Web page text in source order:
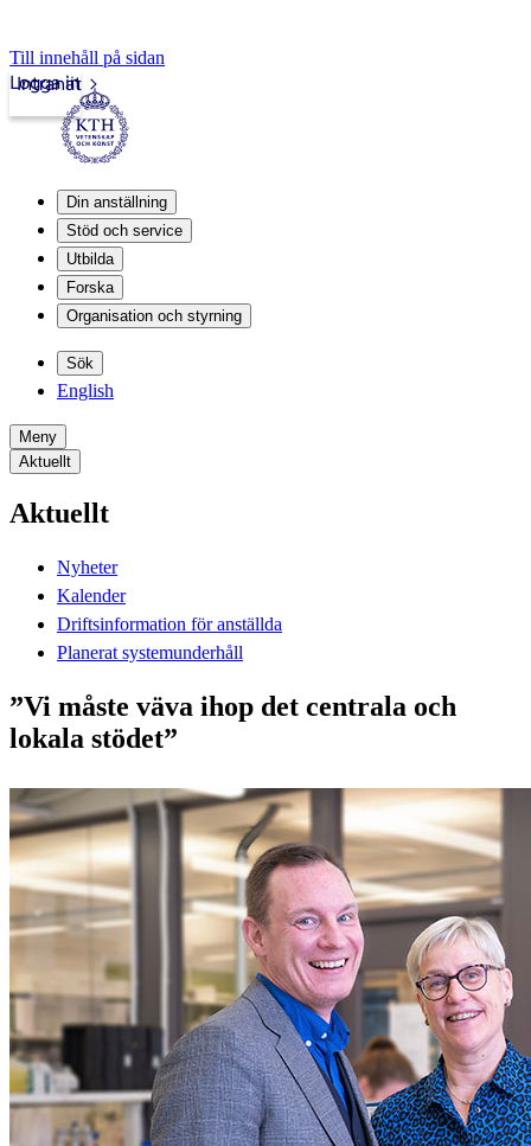
Till innehåll på sidan
Intranät
Logga in
Din anställning
Stöd och service
Utbilda
Forska
Organisation och styrning
Sök
English
Meny
Aktuellt
Aktuellt
Nyheter
Kalender
Driftsinformation för anställda
Planerat systemunderhåll
”Vi måste väva ihop det centrala och
lokala stödet”